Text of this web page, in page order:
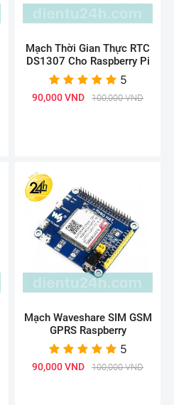
Mạch Thời Gian Thực RTC
DS1307 Cho Raspberry Pi
5
90,000 VND 100,000 VND
Mạch Waveshare SIM GSM
GPRS Raspberry
5
90,000 VND 100,000 VND